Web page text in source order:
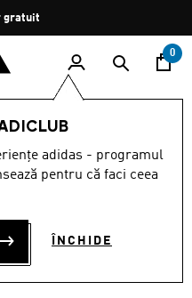
gratuit
0
adidas - programul
pentru că faci ceea
ÎNCHIDE
LAȚI
3.0